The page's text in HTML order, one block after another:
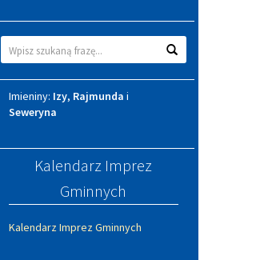
Wyszukiwarka Wyszukaj
Imieniny
Imieniny: Izy, Rajmunda i
Seweryna
Kalendarz Imprez
Gminnych
Kalendarz Imprez Gminnych